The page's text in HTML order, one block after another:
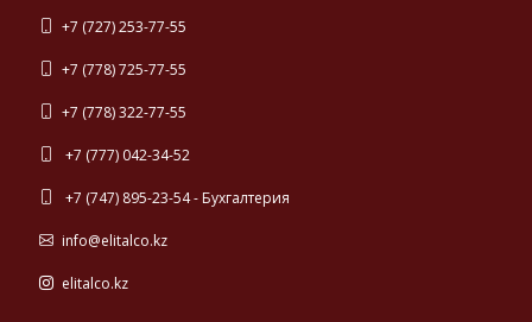
+7 (727) 253-77-55
+7 (778) 725-77-55
+7 (778) 322-77-55
+7 (777) 042-34-52
+7 (747) 895-23-54 - Бухгалтерия
info@elitalco.kz
elitalco.kz